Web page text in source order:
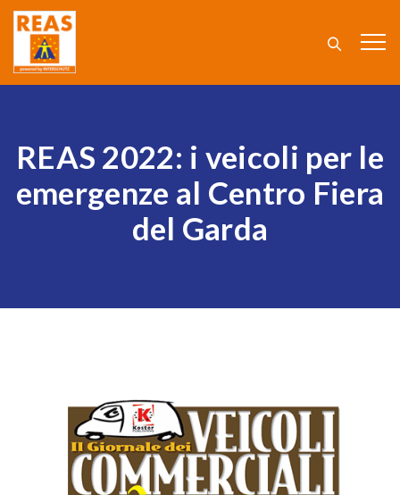
REAS 2022: i veicoli per le
emergenze al Centro Fiera
del Garda